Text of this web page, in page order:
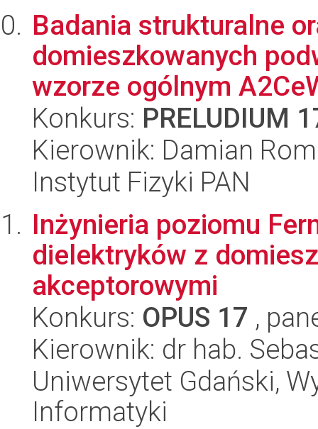
Badania strukturalne
domieszkowanych
wzorze ogólnym
Konkurs: PRELUDIUM
Kierownik: Damian
Instytut Fizyki PAN
Inżynieria poziomu
dielektryków z
akceptorowymi
Konkurs: OPUS 17 ,
Kierownik: dr hab.
Uniwersytet Gdański,
Informatyki